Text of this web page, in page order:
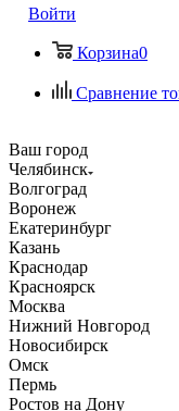
Войти
Корзина0
Сравнение
Ваш город
Челябинск
Волгоград
Воронеж
Екатеринбург
Казань
Краснодар
Красноярск
Москва
Нижний Новгород
Новосибирск
Омск
Пермь
Ростов на Дону